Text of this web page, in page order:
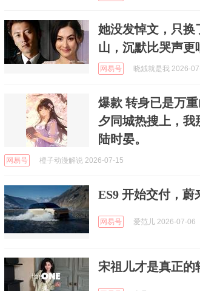
她没发悼文，只换
山，沉默比哭声更
网易号 晓銊就是我 2026-
爆款 转身已是万重山 陆时晏许鸢宋漫漫裴砚川 七
夕同城热搜上，
陆时晏。
网易号 橙子动漫解说 2026-07-15
ES9 开始交付，蔚
网易号 爱范儿 2026-07-06
宋祖儿才是真正的